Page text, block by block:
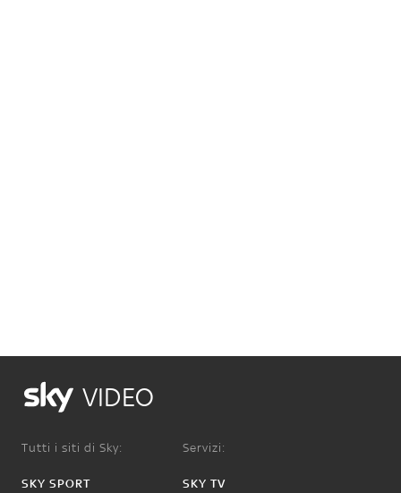
VIDEO
Tutti i siti di Sky:
SKY SPORT
Servizi:
SKY TV